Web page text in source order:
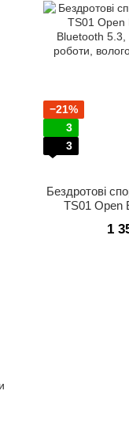
−21%
3
3
Бездротові
TS01 Open
роботи,
1